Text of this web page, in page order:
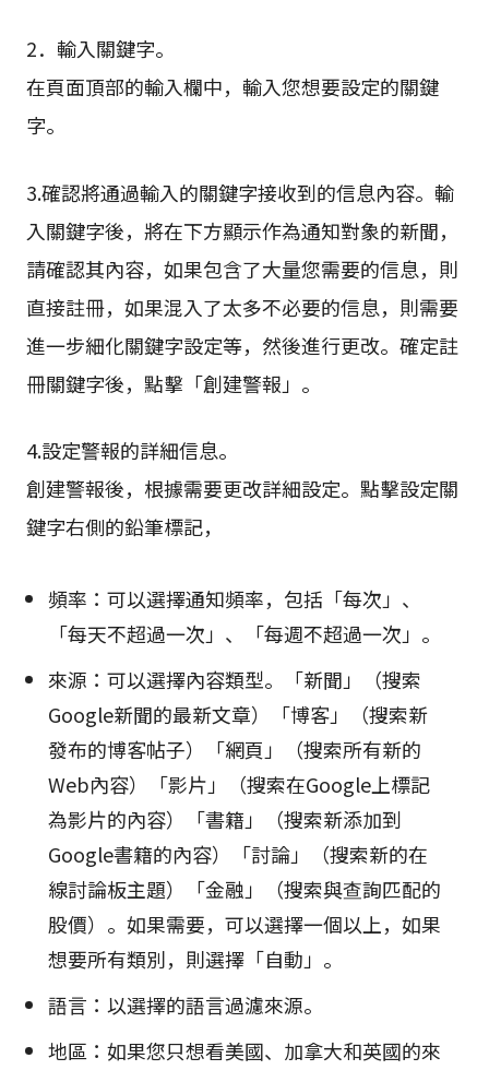
2．輸入關鍵字。
在頁面頂部的輸入欄中，輸入您想要設定的關鍵
字。
3.確認將通過輸入的關鍵字接收到的信息內容。輸
入關鍵字後，將在下方顯示作為通知對象的新聞，
請確認其內容，如果包含了大量您需要的信息，則
直接註冊，如果混入了太多不必要的信息，則需要
進一步細化關鍵字設定等，然後進行更改。確定註
冊關鍵字後，點擊「創建警報」。
4.設定警報的詳細信息。
創建警報後，根據需要更改詳細設定。點擊設定關
鍵字右側的鉛筆標記，
頻率：可以選擇通知頻率，包括「每次」、
「每天不超過一次」、「每週不超過一次」。
來源：可以選擇內容類型。「新聞」（搜索
Google新聞的最新文章）「博客」（搜索新
發布的博客帖子）「網頁」（搜索所有新的
Web內容）「影片」（搜索在Google上標記
為影片的內容）「書籍」（搜索新添加到
Google書籍的內容）「討論」（搜索新的在
線討論板主題）「金融」（搜索與查詢匹配的
股價）。如果需要，可以選擇一個以上，如果
想要所有類別，則選擇「自動」。
語言：以選擇的語言過濾來源。
地區：如果您只想看美國、加拿大和英國的來